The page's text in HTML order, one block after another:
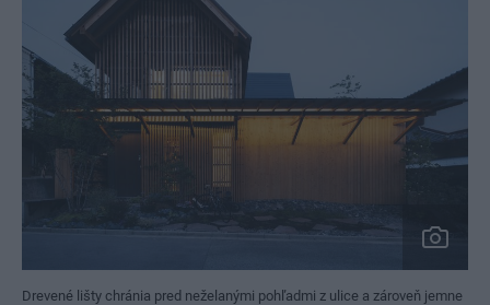
Drevené lišty chránia pred neželanými pohľadmi z ulice a zároveň jemne